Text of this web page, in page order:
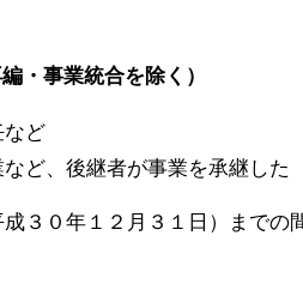
・事業統合を除く）
ど
ど、後継者が事業を承継した
３０年１２月３１日）までの